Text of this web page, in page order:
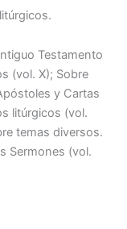
Testamento
(vol. X); Sobre
y Cartas
litúrgicos (vol.
temas diversos.
Sermones (vol.